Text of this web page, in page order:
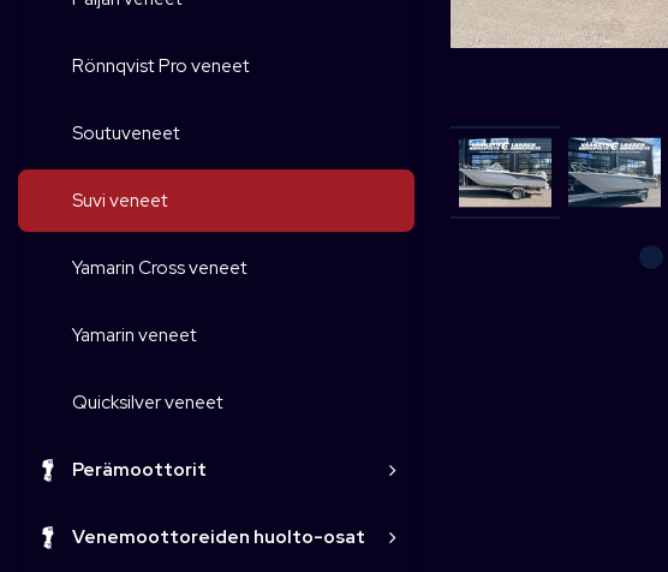
Rönnqvist Pro veneet
Soutuveneet
Suvi veneet
Yamarin Cross veneet
Yamarin veneet
Quicksilver veneet
Perämoottorit
Venemoottoreiden huolto-osat